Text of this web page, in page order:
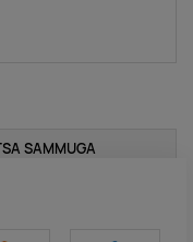
SAMMUGA